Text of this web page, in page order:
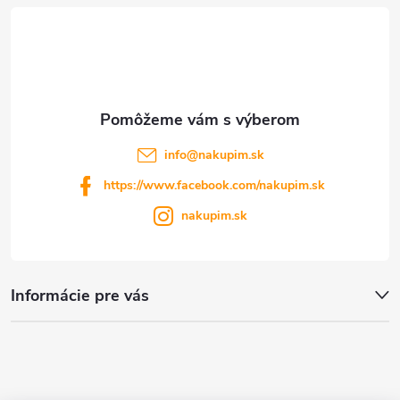
Informácie pre vás
info@nakupim.sk
https://www.facebook.com/nakupim.sk
nakupim.sk